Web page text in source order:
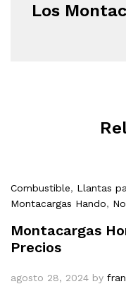
Los
Combustible, Llantas
Montacargas Hando,
Montacargas
Precios
agosto 28, 2024 by fran